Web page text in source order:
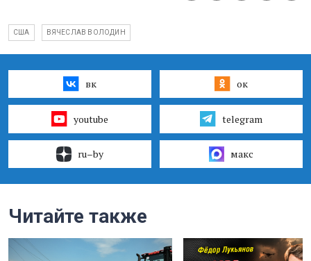
США ВЯЧЕСЛАВ ВОЛОДИН
вк ок
youtube telegram
ru–by макс
Читайте также